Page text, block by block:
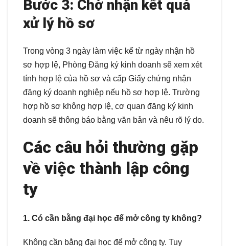
Bước 3: Chờ nhận kết quả
xử lý hồ sơ
Trong vòng 3 ngày làm việc kể từ ngày nhận hồ
sơ hợp lệ, Phòng Đăng ký kinh doanh sẽ xem xét
tính hợp lệ của hồ sơ và cấp Giấy chứng nhận
đăng ký doanh nghiệp nếu hồ sơ hợp lệ. Trường
hợp hồ sơ không hợp lệ, cơ quan đăng ký kinh
doanh sẽ thông báo bằng văn bản và nêu rõ lý do.
Các câu hỏi thường gặp
về việc thành lập công
ty
1. Có cần bằng đại học để mở công ty không?
Không cần bằng đại học để mở công ty. Tuy